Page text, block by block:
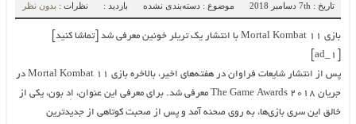
تاریخ : 7th دسامبر 2018 موضوع : دسته‌بندی نشده بازدید : نظرات : بدون نظر
بازی Mortal Kombat 11 با انتشار یک تریلر خونین معرفی شد [تماشا کنید]
پس از انتشار شایعات فراوان در هفته‌های اخیر، بالاخره بازی Mortal Kombat 11 در
جریان The Game Awards 2018 معرفی شد. برای معرفی این عنوان، اِد بون، یکی از
خالق این سری بازی‌ها، به روی صحنه‌ آمد و پس از صحبت کوتاهی از جدیدترین